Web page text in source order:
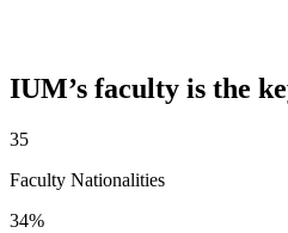
IUM’s faculty is the
35
Faculty Nationalities
34%